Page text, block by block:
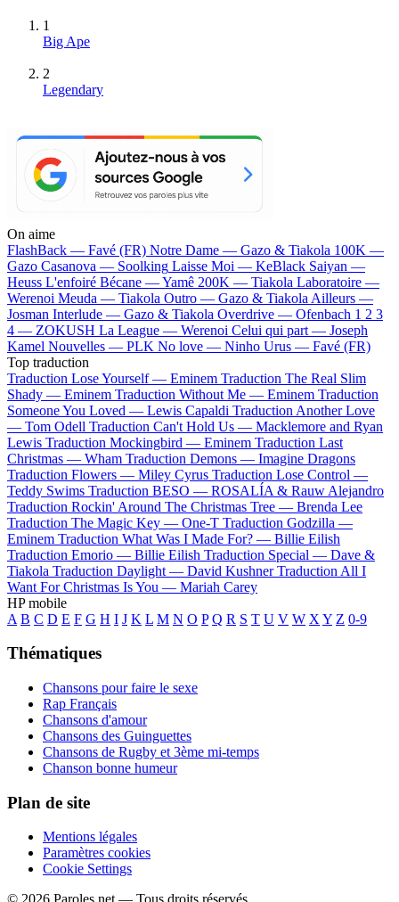
1
Big Ape
2
Legendary
On aime
FlashBack — Favé (FR) Notre Dame — Gazo & Tiakola 100K —
Gazo Casanova — Soolking Laisse Moi — KeBlack Saiyan —
Heuss L'enfoiré Bécane —Yamê 200K — Tiakola Laboratoire —
Werenoi Meuda — Tiakola Outro — Gazo & Tiakola Ailleurs —
Josman Interlude — Gazo & Tiakola Overdrive — Ofenbach 1 2 3
4 — ZOKUSH La League — Werenoi Celui qui part — Joseph
Kamel Nouvelles — PLK No love — Ninho Urus — Favé (FR)
Top traduction
Traduction Lose Yourself — Eminem Traduction The Real Slim
Shady — Eminem Traduction Without Me — Eminem Traduction
Someone You Loved — Lewis Capaldi Traduction Another Love
— Tom Odell Traduction Can't Hold Us — Macklemore and Ryan
Lewis Traduction Mockingbird — Eminem Traduction Last
Christmas — Wham Traduction Demons — Imagine Dragons
Traduction Flowers — Miley Cyrus Traduction Lose Control —
Teddy Swims Traduction BESO — ROSALÍA & Rauw Alejandro
Traduction Rockin' Around The Christmas Tree — Brenda Lee
Traduction The Magic Key — One-T Traduction Godzilla —
Eminem Traduction What Was I Made For? — Billie Eilish
Traduction Emorio — Billie Eilish Traduction Special — Dave &
Tiakola Traduction Daylight — David Kushner Traduction All I
Want For Christmas Is You — Mariah Carey
HP mobile
A B C D E F G H I J K L M N O P Q R S T U V W X Y Z 0-9
Thématiques
Chansons pour faire le sexe
Rap Français
Chansons d'amour
Chansons des Guinguettes
Chansons de Rugby et 3ème mi-temps
Chanson bonne humeur
Plan de site
Mentions légales
Paramètres cookies
Cookie Settings